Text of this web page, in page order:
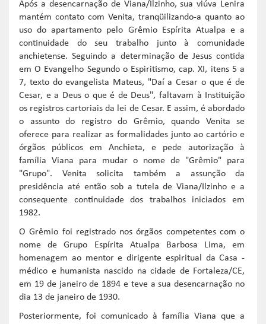
Após a desencarnação de Viana/Ilzinho, sua viúva Lenira
mantém contato com Venita, tranqüilizando-a quanto ao
uso do apartamento pelo Grêmio Espírita Atualpa e a
continuidade do seu trabalho junto à comunidade
anchietense. Seguindo a determinação de Jesus contida
em O Evangelho Segundo o Espiritismo, cap. XI, itens 5 a
7, texto do evangelista Mateus, "Daí a Cesar o que é de
Cesar, e a Deus o que é de Deus", faltavam à Instituição
os registros cartoriais da lei de Cesar. E assim, é abordado
o assunto do registro do Grêmio, quando Venita se
oferece para realizar as formalidades junto ao cartório e
órgãos públicos em Anchieta, e pede autorização à
família Viana para mudar o nome de "Grêmio" para
"Grupo". Venita solicita também a assunção da
presidência até então sob a tutela de Viana/Ilzinho e a
consequente continuidade dos trabalhos iniciados em
1982.
O Grêmio foi registrado nos órgãos competentes com o
nome de Grupo Espírita Atualpa Barbosa Lima, em
homenagem ao mentor e dirigente espiritual da Casa -
médico e humanista nascido na cidade de Fortaleza/CE,
em 19 de janeiro de 1894 e teve a sua desencarnação no
dia 13 de janeiro de 1930.
Posteriormente, foi comunicado à família Viana que a